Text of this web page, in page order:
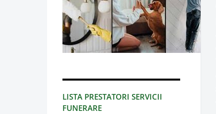
LISTA PRESTATORI SERVICII
FUNERARE